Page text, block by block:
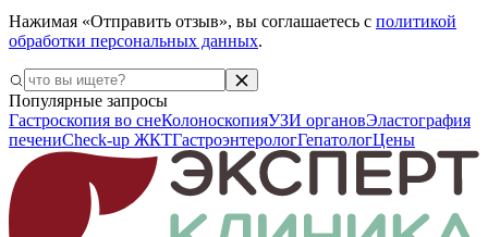
Нажимая «Отправить отзыв», вы соглашаетесь с политикой
обработки персональных данных.
Популярные запросы
Гастроскопия во снеКолоноскопияУЗИ органовЭластография
печениCheck-up ЖКТГастроэнтерологГепатологЦены